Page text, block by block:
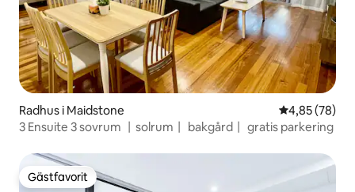
Radhus i Maidstone 4,85 av 5 i
4,85 (78)
3 Ensuite 3 sovrum 丨solrum丨 bakgård丨 gratis parkering
Gästfavorit
Gästfavorit